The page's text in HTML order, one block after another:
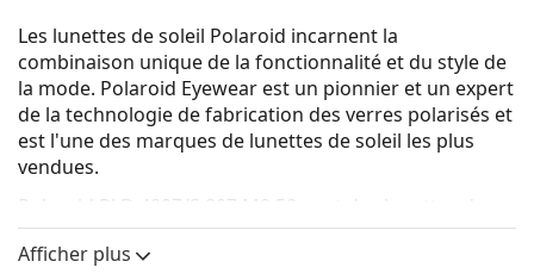
Les lunettes de soleil Polaroid incarnent la
combinaison unique de la fonctionnalité et du style de
la mode. Polaroid Eyewear est un pionnier et un expert
de la technologie de fabrication des verres polarisés et
est l'une des marques de lunettes de soleil les plus
vendues.
Polaroid PLD 4097/S 807 M9 58
sont des lunettes de
soleil pour femmes.
Voyez à quoi vous ressemblez avec ces lunettes de
Afficher plus